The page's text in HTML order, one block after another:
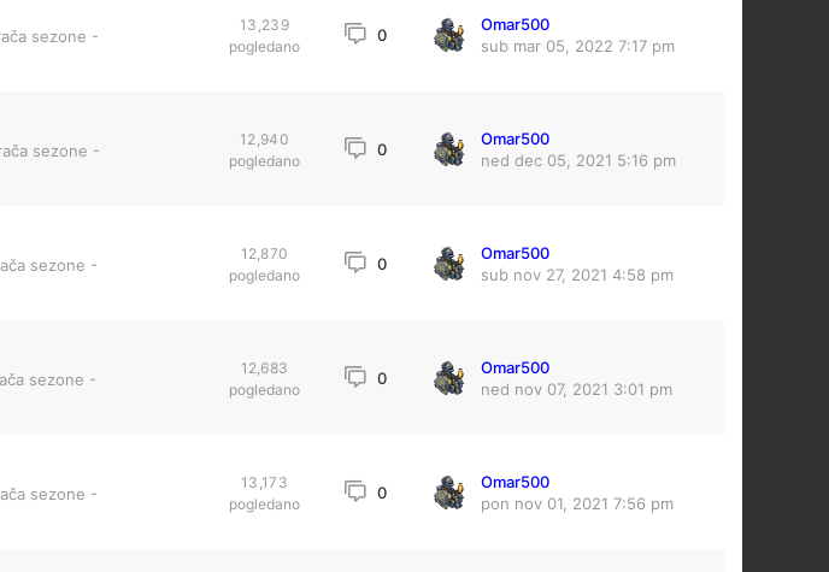
sezone -
13,239
pogledano
0
Omar500
sub mar 05, 2022 7:17 pm
sezone -
12,940
pogledano
0
Omar500
ned dec 05, 2021 5:16 pm
sezone -
12,870
pogledano
0
Omar500
sub nov 27, 2021 4:58 pm
sezone -
12,683
pogledano
0
Omar500
ned nov 07, 2021 3:01 pm
sezone -
13,173
pogledano
0
Omar500
pon nov 01, 2021 7:56 pm